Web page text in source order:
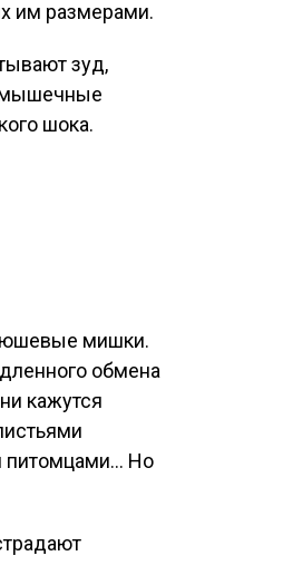
им размерами.
зуд,
мышечные
шока.
мишки.
обмена
кажутся
питомцами… Но